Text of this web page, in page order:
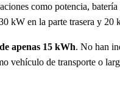
como potencia,
kW en la parte trasera y
apenas 15 kWh. No han
vehículo de transporte o